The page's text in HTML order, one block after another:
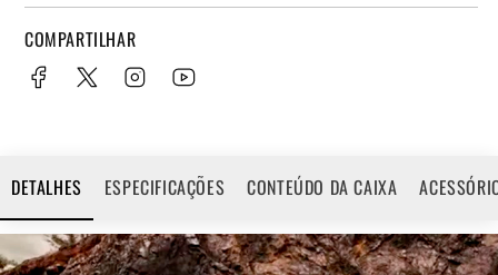
COMPARTILHAR
DETALHES ESPECIFICAÇÕES CONTEÚDO DA CAIXA